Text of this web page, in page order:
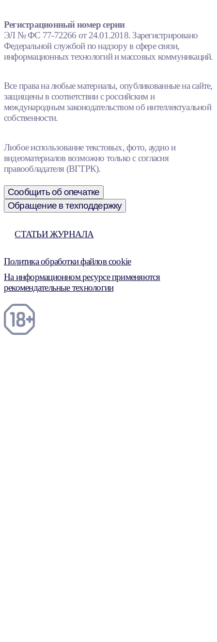
Регистрационный номер серии
ЭЛ № ФС 77-72266 от 24.01.2018. Зарегистрировано
Федеральной службой по надзору в сфере связи,
информационных технологий и массовых коммуникаций.
Все права на любые материалы, опубликованные на сайте,
защищены в соответствии с российским и
международным законодательством об интеллектуальной
собственности.
Любое использование текстовых, фото, аудио и
видеоматериалов возможно только с согласия
правообладателя (ВГТРК).
Сообщить об опечатке
Обращение в техподдержку
СТАТЬИ ЖУРНАЛА
Политика обработки файлов cookie
На информационном ресурсе применяются
рекомендательные технологии